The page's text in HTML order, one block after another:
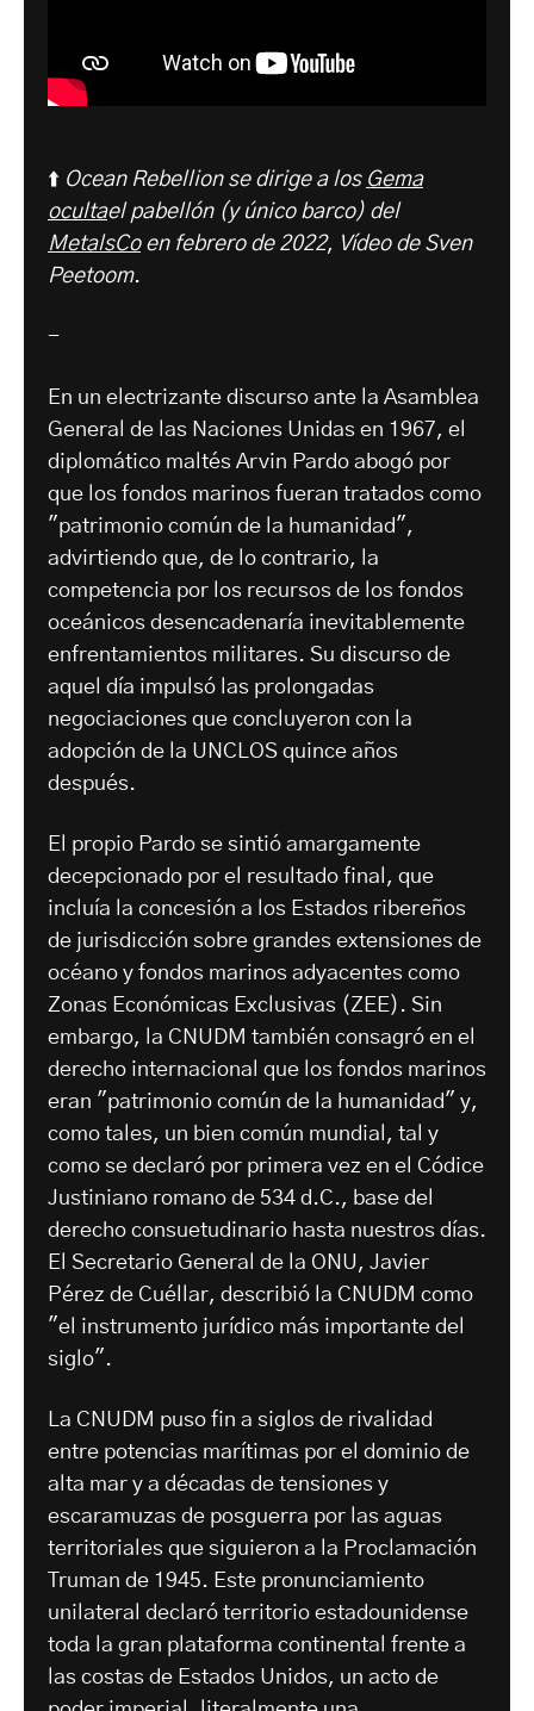
⬆️ Ocean Rebellion se dirige a los Gema
ocultael pabellón (y único barco) del
MetalsCoen febrero de 2022, Vídeo de Sven
Peetoom.
-
En un electrizante discurso ante la Asamblea
General de las Naciones Unidas en 1967, el
diplomático maltés Arvin Pardo abogó por
que los fondos marinos fueran tratados como
"patrimonio común de la humanidad",
advirtiendo que, de lo contrario, la
competencia por los recursos de los fondos
oceánicos desencadenaría inevitablemente
enfrentamientos militares. Su discurso de
aquel día impulsó las prolongadas
negociaciones que concluyeron con la
adopción de la UNCLOS quince años
después.
El propio Pardo se sintió amargamente
decepcionado por el resultado final, que
incluía la concesión a los Estados ribereños
de jurisdicción sobre grandes extensiones de
océano y fondos marinos adyacentes como
Zonas Económicas Exclusivas (ZEE). Sin
embargo, la CNUDM también consagró en el
derecho internacional que los fondos marinos
eran "patrimonio común de la humanidad" y,
como tales, un bien común mundial, tal y
como se declaró por primera vez en el Códice
Justiniano romano de 534 d.C., base del
derecho consuetudinario hasta nuestros días.
El Secretario General de la ONU, Javier
Pérez de Cuéllar, describió la CNUDM como
"el instrumento jurídico más importante del
siglo".
La CNUDM puso fin a siglos de rivalidad
entre potencias marítimas por el dominio de
alta mar y a décadas de tensiones y
escaramuzas de posguerra por las aguas
territoriales que siguieron a la Proclamación
Truman de 1945. Este pronunciamiento
unilateral declaró territorio estadounidense
toda la gran plataforma continental frente a
las costas de Estados Unidos, un acto de